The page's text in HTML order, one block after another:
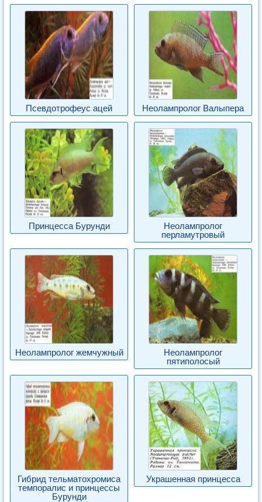
Псевдотрофеус ацей Неолампролог Валыпера
Принцесса Бурунди
Неолампролог
перламутровый
Неолампролог жемчужный
Неолампролог
пятиполосый
Гибрид тельматохромиса
темпоралис и принцессы
Бурунди
Украшенная принцесса